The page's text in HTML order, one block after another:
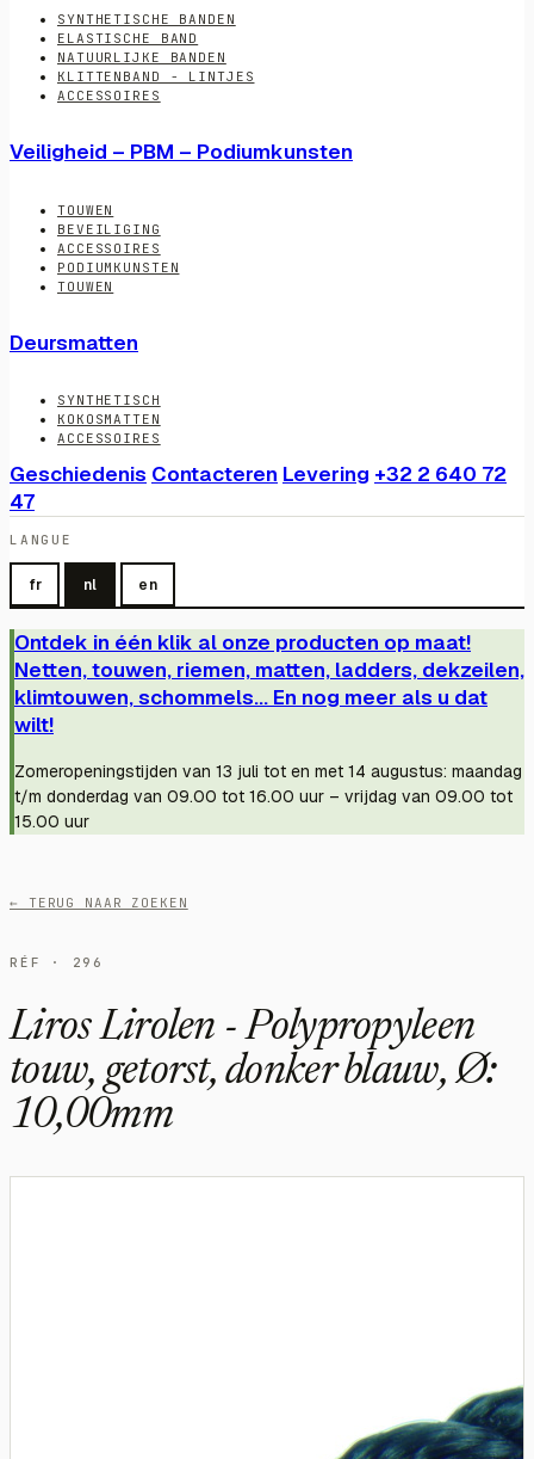
SYNTHETISCHE BANDEN
ELASTISCHE BAND
NATUURLIJKE BANDEN
KLITTENBAND - LINTJES
ACCESSOIRES
Veiligheid – PBM – Podiumkunsten
TOUWEN
BEVEILIGING
ACCESSOIRES
PODIUMKUNSTEN
TOUWEN
Deursmatten
SYNTHETISCH
KOKOSMATTEN
ACCESSOIRES
Geschiedenis Contacteren Levering +32 2 640 72
47
LANGUE
fr nl en
Ontdek in één klik al onze producten op maat!
Netten, touwen, riemen, matten, ladders, dekzeilen,
klimtouwen, schommels... En nog meer als u dat
wilt!
Zomeropeningstijden van 13 juli tot en met 14 augustus: maandag
t/m donderdag van 09.00 tot 16.00 uur – vrijdag van 09.00 tot
15.00 uur
← TERUG NAAR ZOEKEN
RÉF · 296
Liros Lirolen - Polypropyleen
touw, getorst, donker blauw, Ø:
10,00mm